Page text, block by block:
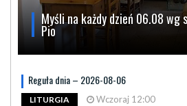
Myśli na każdy dzień 06.08 wg
Pio
Reguła dnia – 2026-08-06
LITURGIA Wczoraj 12:00